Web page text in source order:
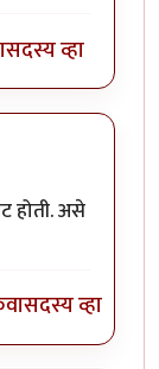
सदस्य व्हा
खूपbyडॉ सुहास
होती. असे
सदस्य व्हा